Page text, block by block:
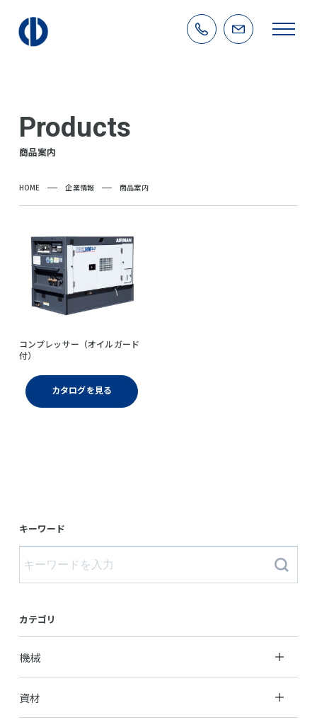
Products
商品案内
HOME 企業情報 商品案内
キーワード
カテゴリ
機械
資材
コンプレッサー（オイルガード
付）
カタログを見る